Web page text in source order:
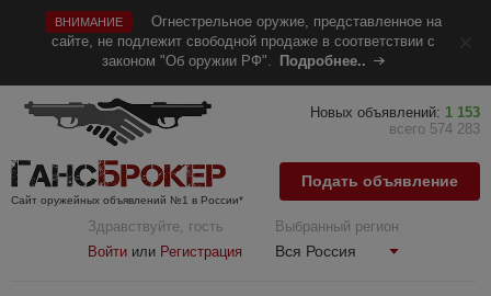
ВНИМАНИЕ
Огнестрельное оружие, представленное на
сайте, не подлежит свободной продаже в соответствии с
законом "Об оружии РФ".
Подробнее..
Сайт оружейных объявлений №1 в России*
Здравствуйте, гость
Войти или Регистрация
Выбранный регион
Вся Россия
Новых объявлений: 1 153
всего 574 283
Подать объявление